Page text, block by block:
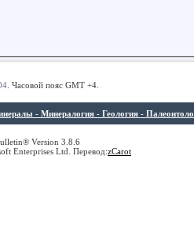
. Часовой пояс GMT +4.
- Минералогия - Геология -
Version 3.8.6
Enterprises Ltd. Перевод:zCarot